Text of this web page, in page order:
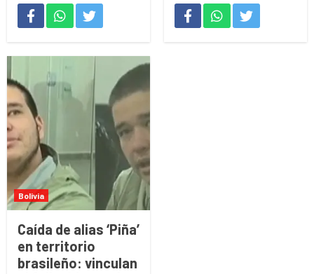
Bolivia
Caída de alias ‘Piña’
en territorio
brasileño: vinculan